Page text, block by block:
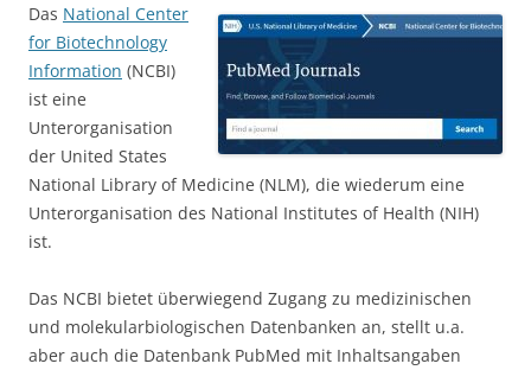
Das National Center
for Biotechnology
Information (NCBI)
ist eine
Unterorganisation
der United States
National Library of Medicine (NLM), die wiederum eine
Unterorganisation des National Institutes of Health (NIH)
ist.
Das NCBI bietet überwiegend Zugang zu medizinischen
und molekularbiologischen Datenbanken an, stellt u.a.
aber auch die Datenbank PubMed mit Inhaltsangaben